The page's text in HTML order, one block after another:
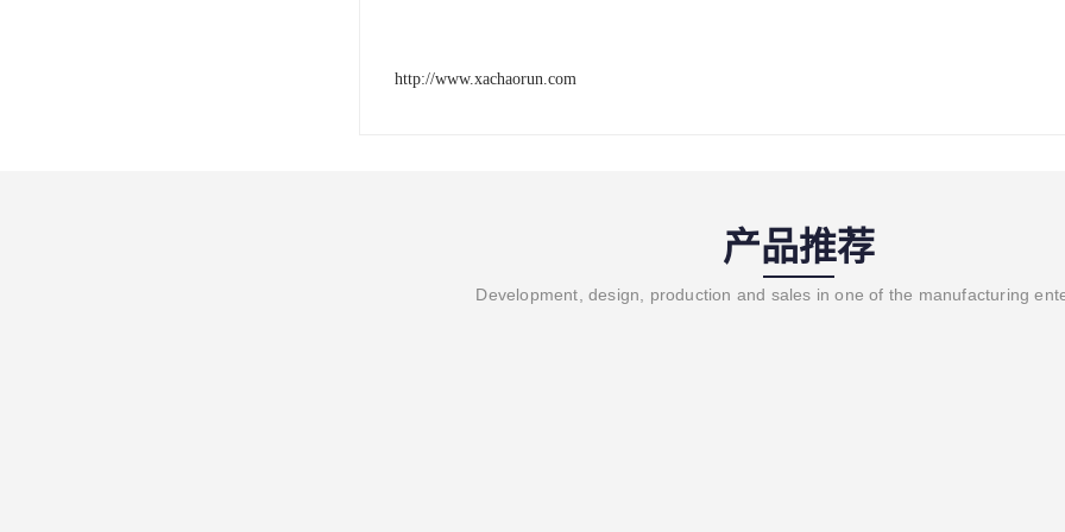
http://www.xachaorun.com
产品推荐
Development, design, production and sales in one of the manufacturing